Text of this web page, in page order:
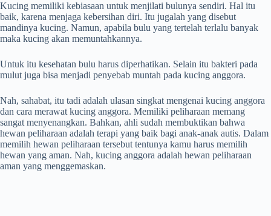
Kucing memiliki kebiasaan untuk menjilati bulunya sendiri. Hal itu
baik, karena menjaga kebersihan diri. Itu jugalah yang disebut
mandinya kucing. Namun, apabila bulu yang tertelah terlalu banyak
maka kucing akan memuntahkannya.
Untuk itu kesehatan bulu harus diperhatikan. Selain itu bakteri pada
mulut juga bisa menjadi penyebab muntah pada kucing anggora.
Nah, sahabat, itu tadi adalah ulasan singkat mengenai kucing anggora
dan cara merawat kucing anggora. Memiliki peliharaan memang
sangat menyenangkan. Bahkan, ahli sudah membuktikan bahwa
hewan peliharaan adalah terapi yang baik bagi anak-anak autis. Dalam
memilih hewan peliharaan tersebut tentunya kamu harus memilih
hewan yang aman. Nah, kucing anggora adalah hewan peliharaan
aman yang menggemaskan.